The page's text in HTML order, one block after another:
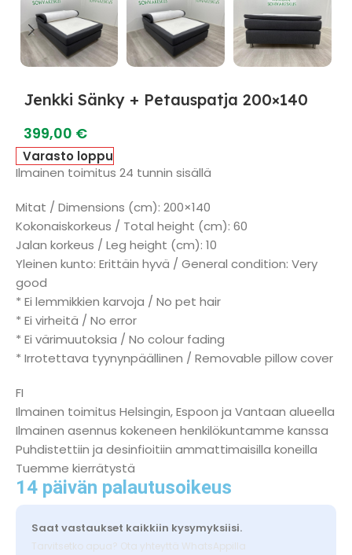
Jenkki Sänky + Petauspatja 200×140
399,00 €
Varasto loppu
Ilmainen toimitus 24 tunnin sisällä
Mitat / Dimensions (cm): 200×140
Kokonaiskorkeus / Total height (cm): 60
Jalan korkeus / Leg height (cm): 10
Yleinen kunto: Erittäin hyvä / General condition: Very
good
* Ei lemmikkien karvoja / No pet hair
* Ei virheitä / No error
* Ei värimuutoksia / No colour fading
* Irrotettava tyynynpäällinen / Removable pillow cover
FI
Ilmainen toimitus Helsingin, Espoon ja Vantaan alueella
Ilmainen asennus kokeneen henkilökuntamme kanssa
Puhdistettiin ja desinfioitiin ammattimaisilla koneilla
Tuemme kierrätystä
14 päivän palautusoikeus
Saat vastaukset kaikkiin kysymyksiisi.
Tarvitsetko apua? Ota yhteyttä WhatsAppilla